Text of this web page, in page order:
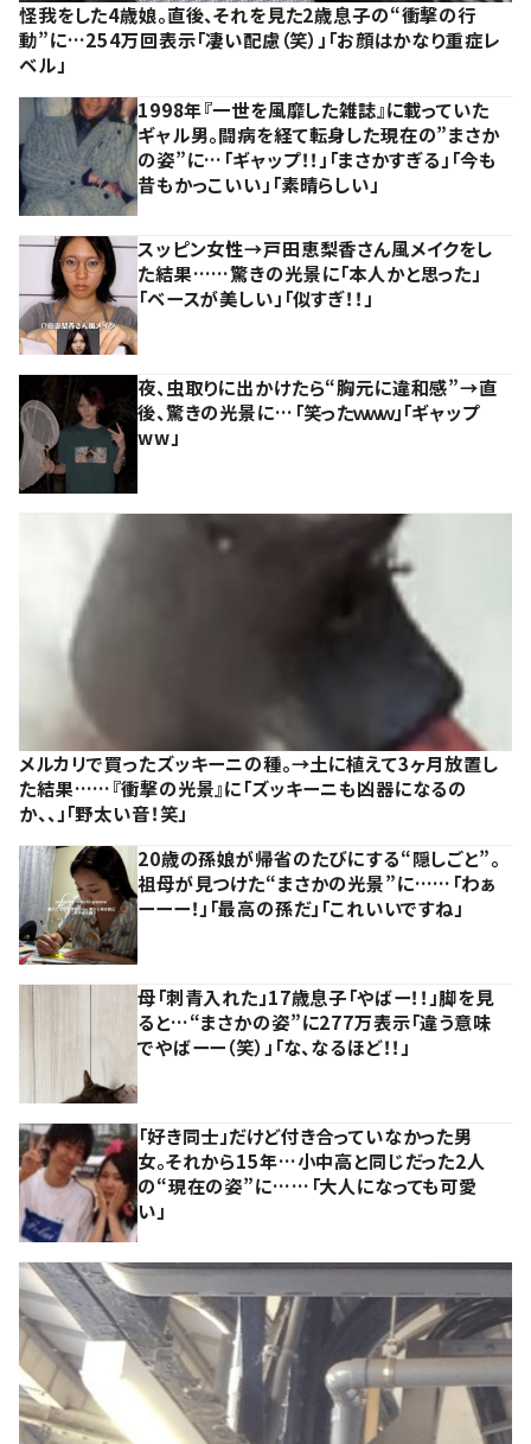
怪我をした4歳娘。直後、それを見た2歳息子の“衝撃の行
動”に…254万回表示「凄い配慮（笑）」「お顔はかなり重症レ
ベル」
1998年『一世を風靡した雑誌』に載っていた
ギャル男。闘病を経て転身した現在の”まさか
の姿”に…「ギャップ！！」「まさかすぎる」「今も
昔もかっこいい」「素晴らしい」
スッピン女性→戸田恵梨香さん風メイクをし
た結果……驚きの光景に「本人かと思った」
「ベースが美しい」「似すぎ！！」
夜、虫取りに出かけたら“胸元に違和感”→直
後、驚きの光景に…「笑ったｗｗｗ」「ギャップ
ww」
メルカリで買ったズッキーニの種。→土に植えて3ヶ月放置し
た結果……『衝撃の光景』に「ズッキーニも凶器になるの
か、、」「野太い音！笑」
20歳の孫娘が帰省のたびにする“隠しごと”。
祖母が見つけた“まさかの光景”に……「わぁ
ーーー！」「最高の孫だ」「これいいですね」
母「刺青入れた」17歳息子「やばー！！」脚を見
ると…“まさかの姿”に277万表示「違う意味
でやばーー（笑）」「な、なるほど！！」
「好き同士」だけど付き合っていなかった男
女。それから15年…小中高と同じだった2人
の“現在の姿”に……「大人になっても可愛
い」